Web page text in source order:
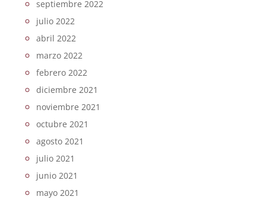
septiembre 2022
julio 2022
abril 2022
marzo 2022
febrero 2022
diciembre 2021
noviembre 2021
octubre 2021
agosto 2021
julio 2021
junio 2021
mayo 2021